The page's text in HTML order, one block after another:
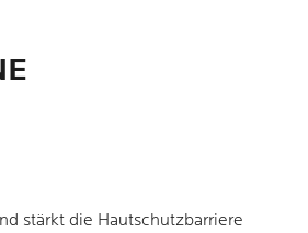
stärkt die Hautschutzbarriere